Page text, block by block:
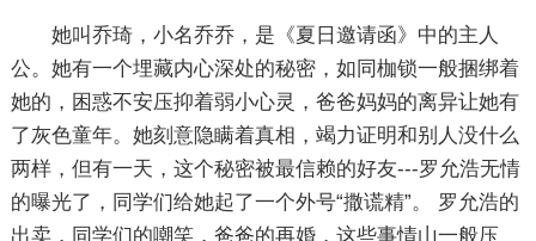
她叫乔琦，小名乔乔，是《夏日邀请函》中的主人
公。她有一个埋藏内心深处的秘密，如同枷锁一般捆绑着
她的，困惑不安压抑着弱小心灵，爸爸妈妈的离异让她有
了灰色童年。她刻意隐瞒着真相，竭力证明和别人没什么
两样，但有一天，这个秘密被最信赖的好友---罗允浩无情
的曝光了，同学们给她起了一个外号“撒谎精”。 罗允浩的
出卖，同学们的嘲笑，爸爸的再婚，这些事情山一般压